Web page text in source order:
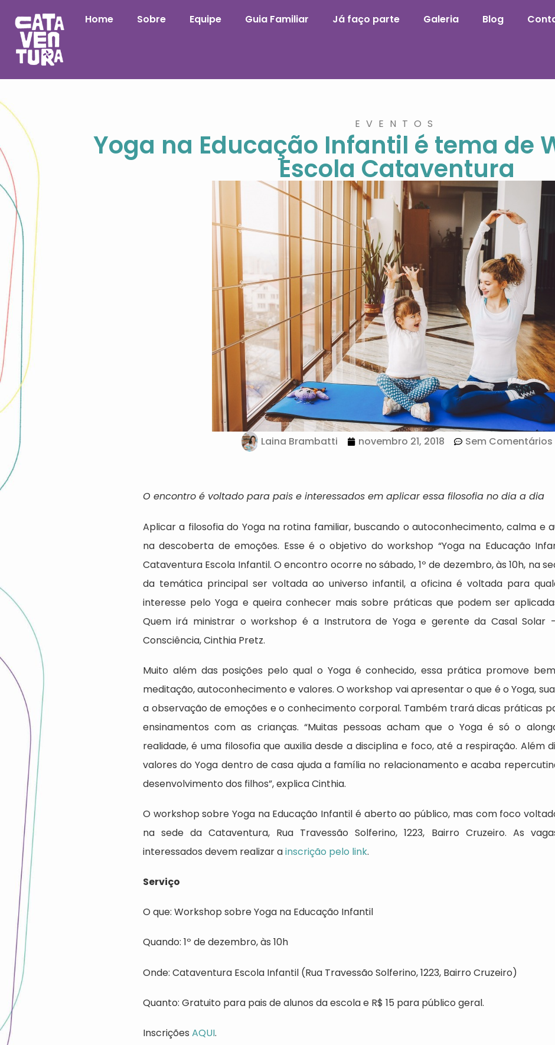
Home Sobre Equipe Guia Familiar Já faço parte Galeria Blog
EVENTOS
Yoga na Educação Infantil é tema de
Escola Cataventura
Laina Brambatti novembro 21, 2018 Sem Comentários
O encontro é voltado para pais e interessados em aplicar essa filosofia no dia a dia
Aplicar a filosofia do Yoga na rotina familiar, buscando o autoconhecimento, calma e
na descoberta de emoções. Esse é o objetivo do workshop “Yoga na Educação
Cataventura Escola Infantil. O encontro ocorre no sábado, 1º de dezembro, às 10h, na
da temática principal ser voltada ao universo infantil, a oficina é voltada para
interesse pelo Yoga e queira conhecer mais sobre práticas que podem ser
Quem irá ministrar o workshop é a Instrutora de Yoga e gerente da Casal Solar
Consciência, Cinthia Pretz.
Muito além das posições pelo qual o Yoga é conhecido, essa prática promove
meditação, autoconhecimento e valores. O workshop vai apresentar o que é o Yoga,
a observação de emoções e o conhecimento corporal. Também trará dicas práticas
ensinamentos com as crianças. “Muitas pessoas acham que o Yoga é só o
realidade, é uma filosofia que auxilia desde a disciplina e foco, até a respiração. Além
valores do Yoga dentro de casa ajuda a família no relacionamento e acaba
desenvolvimento dos filhos”, explica Cinthia.
O workshop sobre Yoga na Educação Infantil é aberto ao público, mas com foco
na sede da Cataventura, Rua Travessão Solferino, 1223, Bairro Cruzeiro. As
interessados devem realizar ainscrição pelo link.
Serviço
O que: Workshop sobre Yoga na Educação Infantil
Quando: 1º de dezembro, às 10h
Onde: Cataventura Escola Infantil (Rua Travessão Solferino, 1223, Bairro Cruzeiro)
Quanto: Gratuito para pais de alunos da escola e R$ 15 para público geral.
Inscrições AQUI.